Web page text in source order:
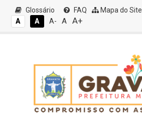
Glossário FAQ Mapa do Site
A
A A- A A+